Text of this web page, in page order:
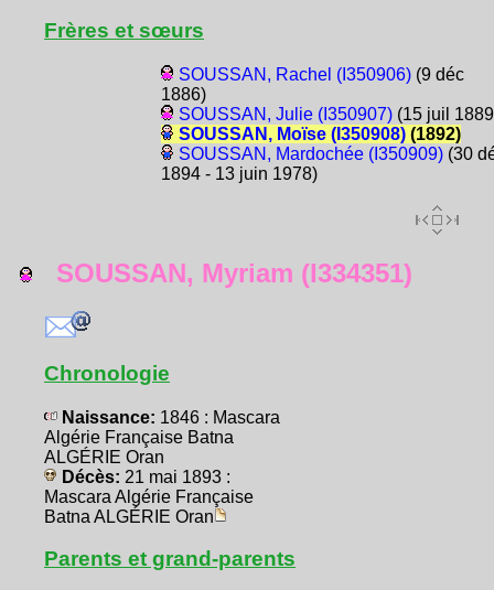
Frères et sœurs
SOUSSAN, Rachel (I350906)(9 déc
1886)
SOUSSAN, Julie (I350907)(15 juil
SOUSSAN, Moïse (I350908)(1892)
SOUSSAN, Mardochée (I350909)(30
1894 - 13 juin 1978)
SOUSSAN, Myriam (I334351)
Chronologie
Naissance: 1846 : Mascara
Algérie Française Batna
ALGÉRIE Oran
Décès: 21 mai 1893 :
Mascara Algérie Française
Batna ALGÉRIE Oran
Parents et grand-parents